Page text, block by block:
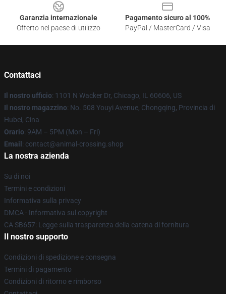
Garanzia internazionale
Offerto nel paese di utilizzo
Pagamento sicuro al 100%
PayPal / MasterCard / Visa
Contattaci
Il nostro ufficio: 1101 N Wacker Dr, Chicago, IL 60606, US
Il nostro magazzino: No. 508 Youyi Avenue, Chongqing, Provincia di
Hubei, Cina
Orario: 9AM – 5PM (Mon – Fri)
Email : contact@animal-crossing.shop
La nostra azienda
Su di noi
Termini e condizioni
Informativa sulla privacy
DMCA - Informativa sul copyright
CA SB657: Legge sulla trasparenza della catena di fornitura
Il nostro supporto
Condizioni di spedizione e consegna
Termini di pagamento
Condizioni di ritorno e rimborso